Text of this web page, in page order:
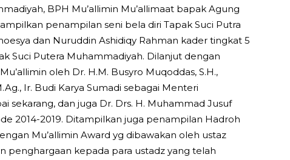
BPH Mu’allimin Mu’allimaat bapak Agung
penampilan seni bela diri Tapak Suci Putra
dan Nuruddin Ashidiqy Rahman kader tingkat 5
Suci Putera Muhammadiyah. Dilanjut dengan
oleh Dr. H.M. Busyro Muqoddas, S.H.,
Ir. Budi Karya Sumadi sebagai Menteri
sekarang, dan juga Dr. Drs. H. Muhammad Jusuf
2014-2019. Ditampilkan juga penampilan Hadroh
Mu’allimin Award yg dibawakan oleh ustaz
penghargaan kepada para ustadz yang telah